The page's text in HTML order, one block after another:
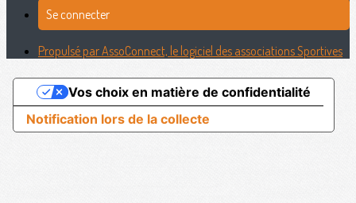
Se connecter
Propulsé par AssoConnect, le logiciel des associations Sportives
Notification lors de la collecte
Vos choix en matière de confidentialité